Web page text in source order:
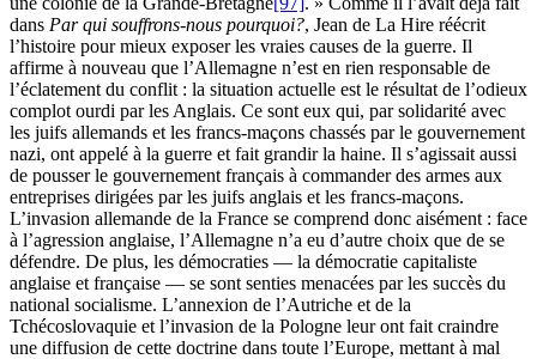
dans Par qui souffrons-nous pourquoi?, Jean de La Hire réécrit
l’histoire pour mieux exposer les vraies causes de la guerre. Il
affirme à nouveau que l’Allemagne n’est en rien responsable de
l’éclatement du conflit : la situation actuelle est le résultat de l’odieux
complot ourdi par les Anglais. Ce sont eux qui, par solidarité avec
les juifs allemands et les francs-maçons chassés par le gouvernement
nazi, ont appelé à la guerre et fait grandir la haine. Il s’agissait aussi
de pousser le gouvernement français à commander des armes aux
entreprises dirigées par les juifs anglais et les francs-maçons.
L’invasion allemande de la France se comprend donc aisément : face
à l’agression anglaise, l’Allemagne n’a eu d’autre choix que de se
défendre. De plus, les démocraties — la démocratie capitaliste
anglaise et française — se sont senties menacées par les succès du
national socialisme. L’annexion de l’Autriche et de la
Tchécoslovaquie et l’invasion de la Pologne leur ont fait craindre
une diffusion de cette doctrine dans toute l’Europe, mettant à mal